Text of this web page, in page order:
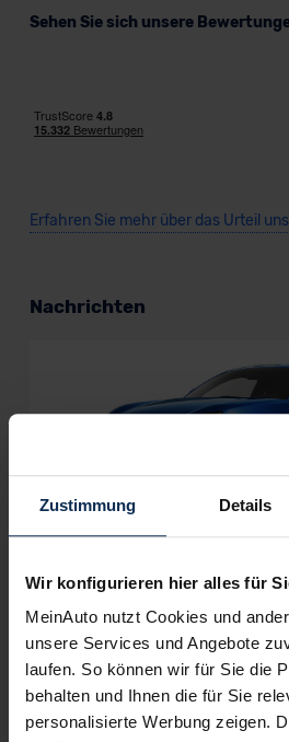
Zustimmung Details
Wir konfigurieren hier alles für
MeinAuto nutzt Cookies und
unsere Services und Angebote
laufen. So können wir für Sie die
behalten und Ihnen die für Sie
personalisierte Werbung zeigen.
Sehen Sie sich unsere
Erfahren Sie mehr über das Urteil
Nachrichten
verspricht mehr
Der Subaru BRZ ist zurück und geht
Fahrspaß an den Start. In seiner
das 2+2-sitzige Sportcoupe mit